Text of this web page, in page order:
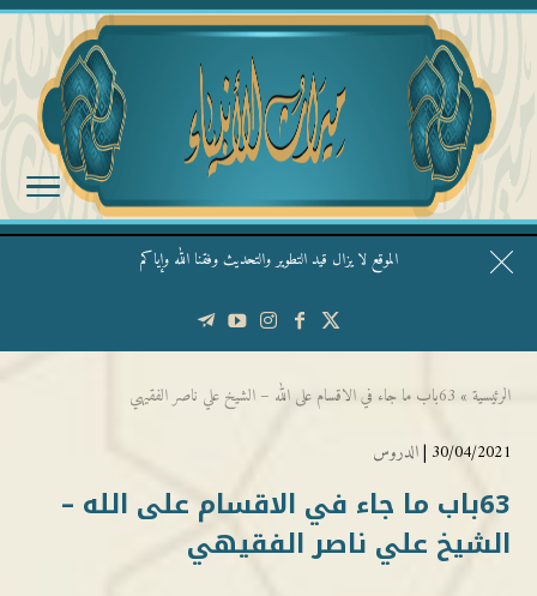
الموقع لا يزال قيد التطوير والتحديث وفقنا الله وإياكم
قال الشيخ ربيع وفقه الله: نحن ليس عندنا تقديس الأشخاص
الرئيسية » 63باب ما جاء في الاقسام على الله – الشيخ علي ناصر الفقيهي
30/04/2021 | الدروس
63باب ما جاء في الاقسام على الله –
الشيخ علي ناصر الفقيهي